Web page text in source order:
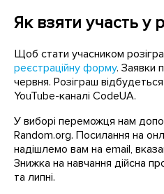
Як взяти участь у
Щоб стати учасником
реєстраційну форму. Заявки
червня. Розіграш
YouTube-каналі CodeUA.
У виборі переможця нам
Random.org. Посилання на
надішлемо вам на email,
Знижка на навчання дійсна
та липні.